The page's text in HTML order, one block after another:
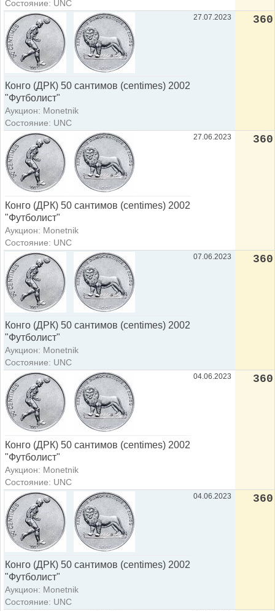
Состояние: UNC
Конго (ДРК) 50 сантимов (centimes) 2002
"Футболист"
Аукцион: Monetnik
Состояние: UNC
27.07.2023 360
Конго (ДРК) 50 сантимов (centimes) 2002
"Футболист"
Аукцион: Monetnik
Состояние: UNC
27.06.2023 360
Конго (ДРК) 50 сантимов (centimes) 2002
"Футболист"
Аукцион: Monetnik
Состояние: UNC
07.06.2023 360
Конго (ДРК) 50 сантимов (centimes) 2002
"Футболист"
Аукцион: Monetnik
Состояние: UNC
04.06.2023 360
Конго (ДРК) 50 сантимов (centimes) 2002
"Футболист"
Аукцион: Monetnik
Состояние: UNC
04.06.2023 360